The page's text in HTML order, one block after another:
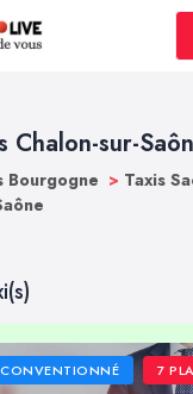
Chalon-sur-
Bourgogne > Taxis
7